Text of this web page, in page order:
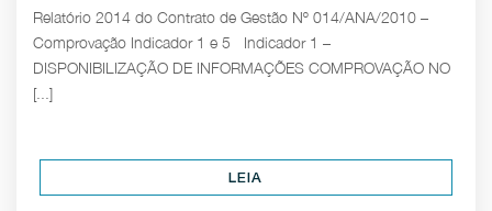
Relatório 2014 do Contrato de Gestão Nº 014/ANA/2010 –
Comprovação Indicador 1 e 5 Indicador 1 –
DISPONIBILIZAÇÃO DE INFORMAÇÕES COMPROVAÇÃO NO
[...]
LEIA